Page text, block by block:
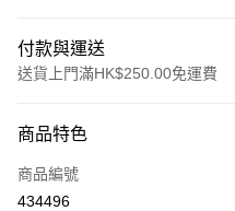
付款與運送
送貨上門滿HK$250.00免運費
信用卡
Apple Pay
商品特色
商品編號
434496